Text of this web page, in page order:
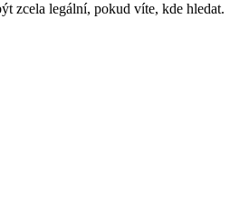
zcela legální, pokud víte, kde hledat.